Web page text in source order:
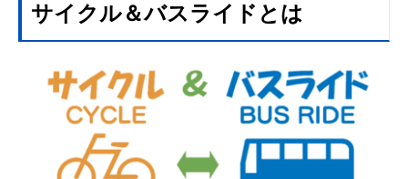
サイクル＆バスライドとは